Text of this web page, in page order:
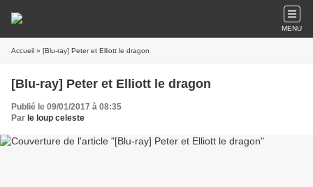
MENU
Accueil » [Blu-ray] Peter et Elliott le dragon
[Blu-ray] Peter et Elliott le dragon
Publié le 09/01/2017 à 08:35
Par le loup celeste